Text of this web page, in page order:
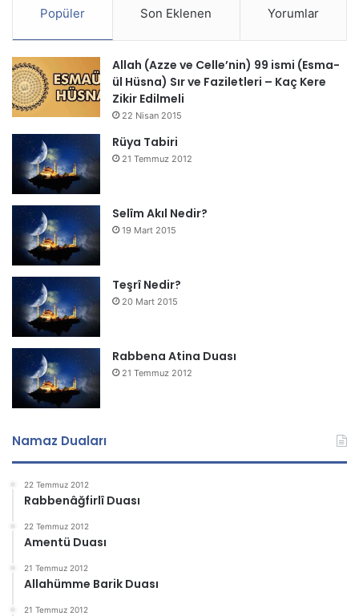
Popüler Son Eklenen Yorumlar
Allah (Azze ve Celle’nin) 99 ismi (Esma-
ül Hüsna) Sır ve Faziletleri – Kaç Kere
Zikir Edilmeli
22 Nisan 2015
Rüya Tabiri
21 Temmuz 2012
Selîm Akıl Nedir?
19 Mart 2015
Teşrî Nedir?
20 Mart 2015
Rabbena Atina Duası
21 Temmuz 2012
Namaz Duaları
22 Temmuz 2012
Rabbenâğfirlî Duası
22 Temmuz 2012
Amentü Duası
21 Temmuz 2012
Allahümme Barik Duası
21 Temmuz 2012